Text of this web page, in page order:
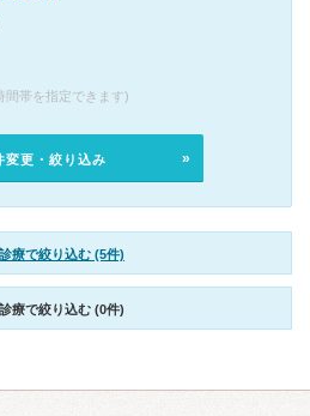
間帯を指定できます)
変更・絞り込み
療で絞り込む (5件)
療で絞り込む (0件)